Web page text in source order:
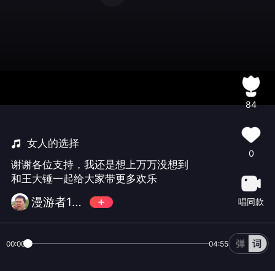
女人的选择
谢谢各位支持，我还是想上万万没想到
和王大锤一起给大家带更多欢乐
漫游者123
84
0
唱同款
00:00 04:55